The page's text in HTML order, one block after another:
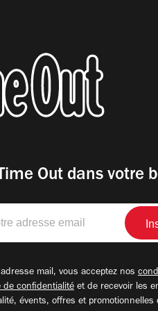
Out dans votre
mail, vous acceptez nos
de confidentialité et de recevoir les
évents, offres et promotionnelles